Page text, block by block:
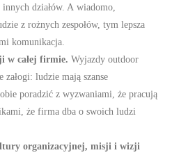
działów. A wiadomo,
z rożnych zespołów, tym lepsza
komunikacja.
w całej firmie. Wyjazdy outdoor
załogi: ludzie mają szanse
poradzić z wyzwaniami, że pracują
że firma dba o swoich ludzi
organizacyjnej, misji i wizji